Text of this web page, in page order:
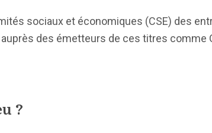
sociaux et économiques (CSE) des
des émetteurs de ces titres comme
?